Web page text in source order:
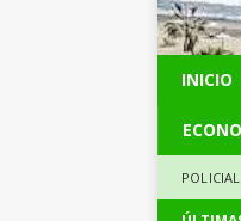
INICIO
POLICIAL